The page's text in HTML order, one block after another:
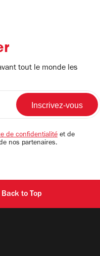
tout le monde les
de confidentialité et de
nos partenaires.
Back to Top